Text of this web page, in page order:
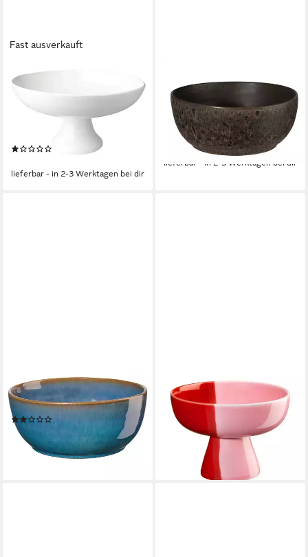
Fast ausverkauft
ASA SELECTION
Obstschale Grande
Obstschale auf Fuss 14 x 8,5
cm, Porzellan, (Obstschalen),
lieferbar - in 2-3 Werktagen bei dir
Schale COPPA Poke Bowl
mangosteen 18 cm,
Steinzeug, (Poke Bowls),
Geschirr
ab 19,65 €
lieferbar - in 2-3 Werktagen bei dir
curacao 18 cm, Steinzeug,
(Poke Bowls), Geschirr
(1)
ab 15,95 € UVP 19,90 €
-20%
auf Fuß strawberry smoothie
Ø 11 cm
ab 16,80 €
lieferbar - in 2-3 Werktagen bei dir